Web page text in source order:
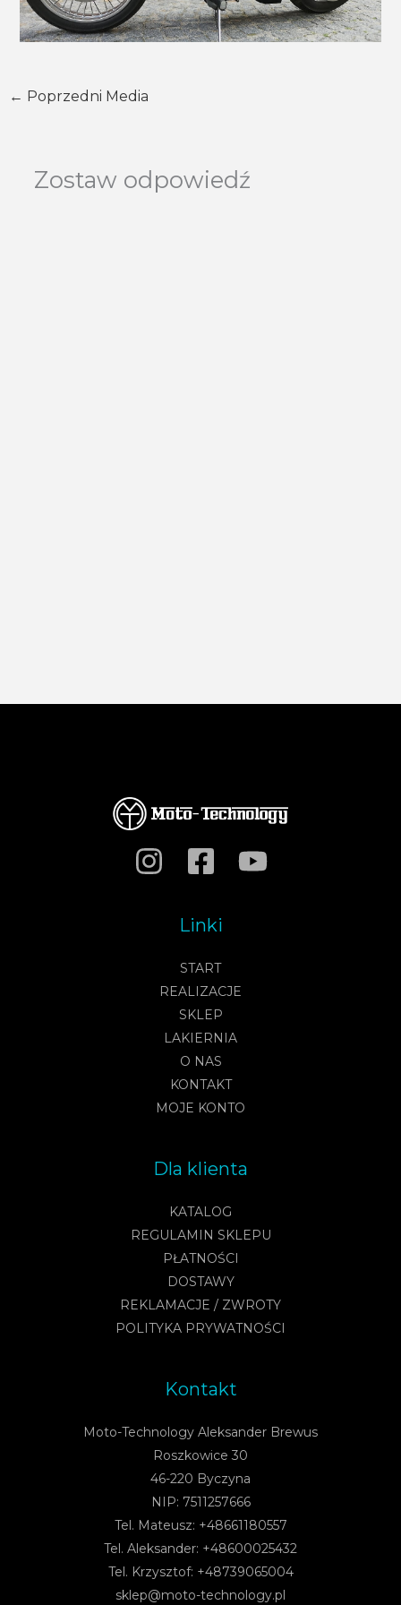
← Poprzedni Media
Zostaw odpowiedź
Linki
START
REALIZACJE
SKLEP
LAKIERNIA
O NAS
KONTAKT
MOJE KONTO
Dla klienta
KATALOG
REGULAMIN SKLEPU
PŁATNOŚCI
DOSTAWY
REKLAMACJE / ZWROTY
POLITYKA PRYWATNOŚCI
Kontakt
Moto-Technology Aleksander Brewus
Roszkowice 30
46-220 Byczyna
NIP: 7511257666
Tel. Mateusz: +48661180557
Tel. Aleksander: +48600025432
Tel. Krzysztof: +48739065004
sklep@moto-technology.pl